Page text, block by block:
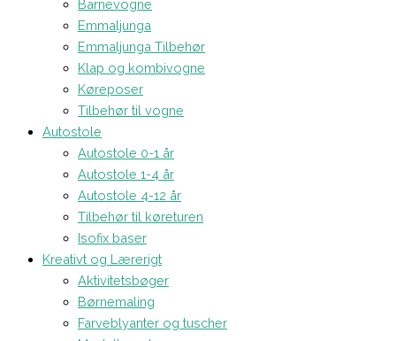
Barnevogne
Emmaljunga
Emmaljunga Tilbehør
Klap og kombivogne
Køreposer
Tilbehør til vogne
Autostole
Autostole 0-1 år
Autostole 1-4 år
Autostole 4-12 år
Tilbehør til køreturen
Isofix baser
Kreativt og Lærerigt
Aktivitetsbøger
Børnemaling
Farveblyanter og tuscher